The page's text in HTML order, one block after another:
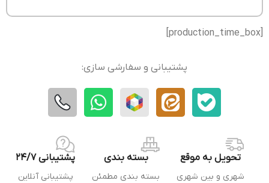
پشتیبانی و سفارشی سازی:
تحویل به موقع
شهری و بین شهری
بسته بندی
بسته بندی مطمئن
پشتیبانی 24/7
پشتیبانی آنلاین